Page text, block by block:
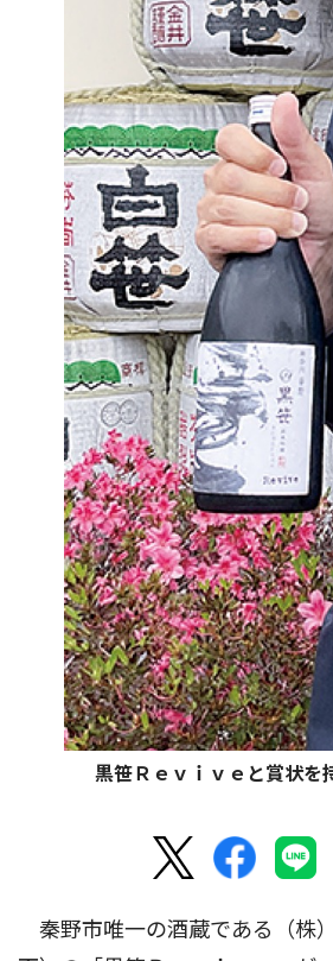
黒笹Ｒｅｖｉｖｅと賞状を
秦野市唯一の酒蔵である（株